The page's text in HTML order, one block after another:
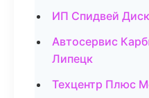
ИП Спидвей
Автосервис
Липецк
Техцентр Плюс